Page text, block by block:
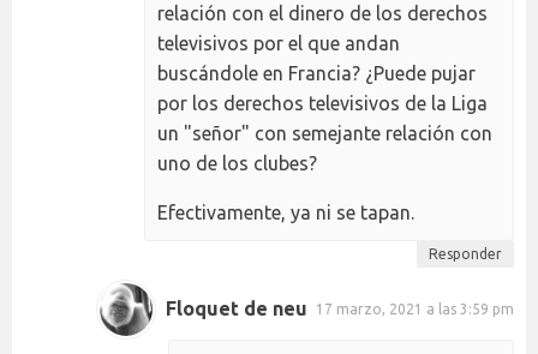
relación con el dinero de los derechos
televisivos por el que andan
buscándole en Francia? ¿Puede pujar
por los derechos televisivos de la Liga
un "señor" con semejante relación con
uno de los clubes?
Efectivamente, ya ni se tapan.
Responder
Floquet de neu 17 marzo, 2021 a las 3:59 pm